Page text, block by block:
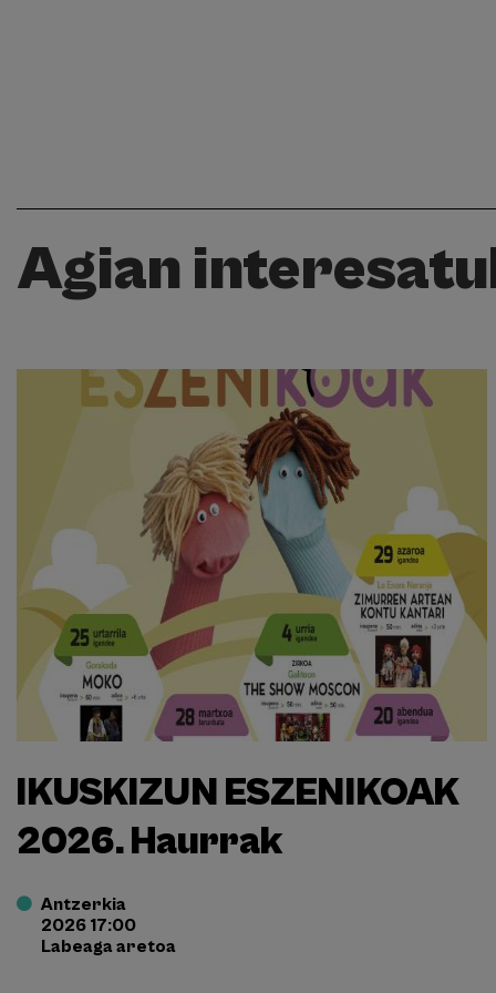
Agian
IKUSKIZUN ESZENIKOAK
2026. Haurrak
Antzerkia
2026 17:00
Labeaga aretoa